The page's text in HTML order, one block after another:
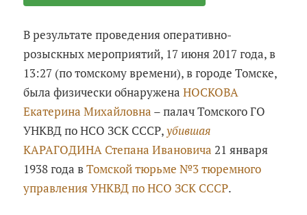
В результате проведения оперативно-
розыскных мероприятий, 17 июня 2017 года, в
13:27 (по томскому времени), в городе Томске,
была физически обнаруженаНОСКОВА
Екатерина Михайловна – палач Томского ГО
УНКВД по НСО ЗСК СССР,убившая
КАРАГОДИНА Степана Ивановича 21 января
1938 года вТомской тюрьме №3 тюремного
управления УНКВД по НСО ЗСК СССР.